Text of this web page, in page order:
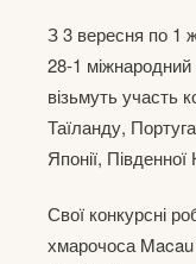
З 3 вересня по 1
28-1
візьмуть участь
Таїланду,
Японії, Південної
Свої конкурсні
хмарочоса